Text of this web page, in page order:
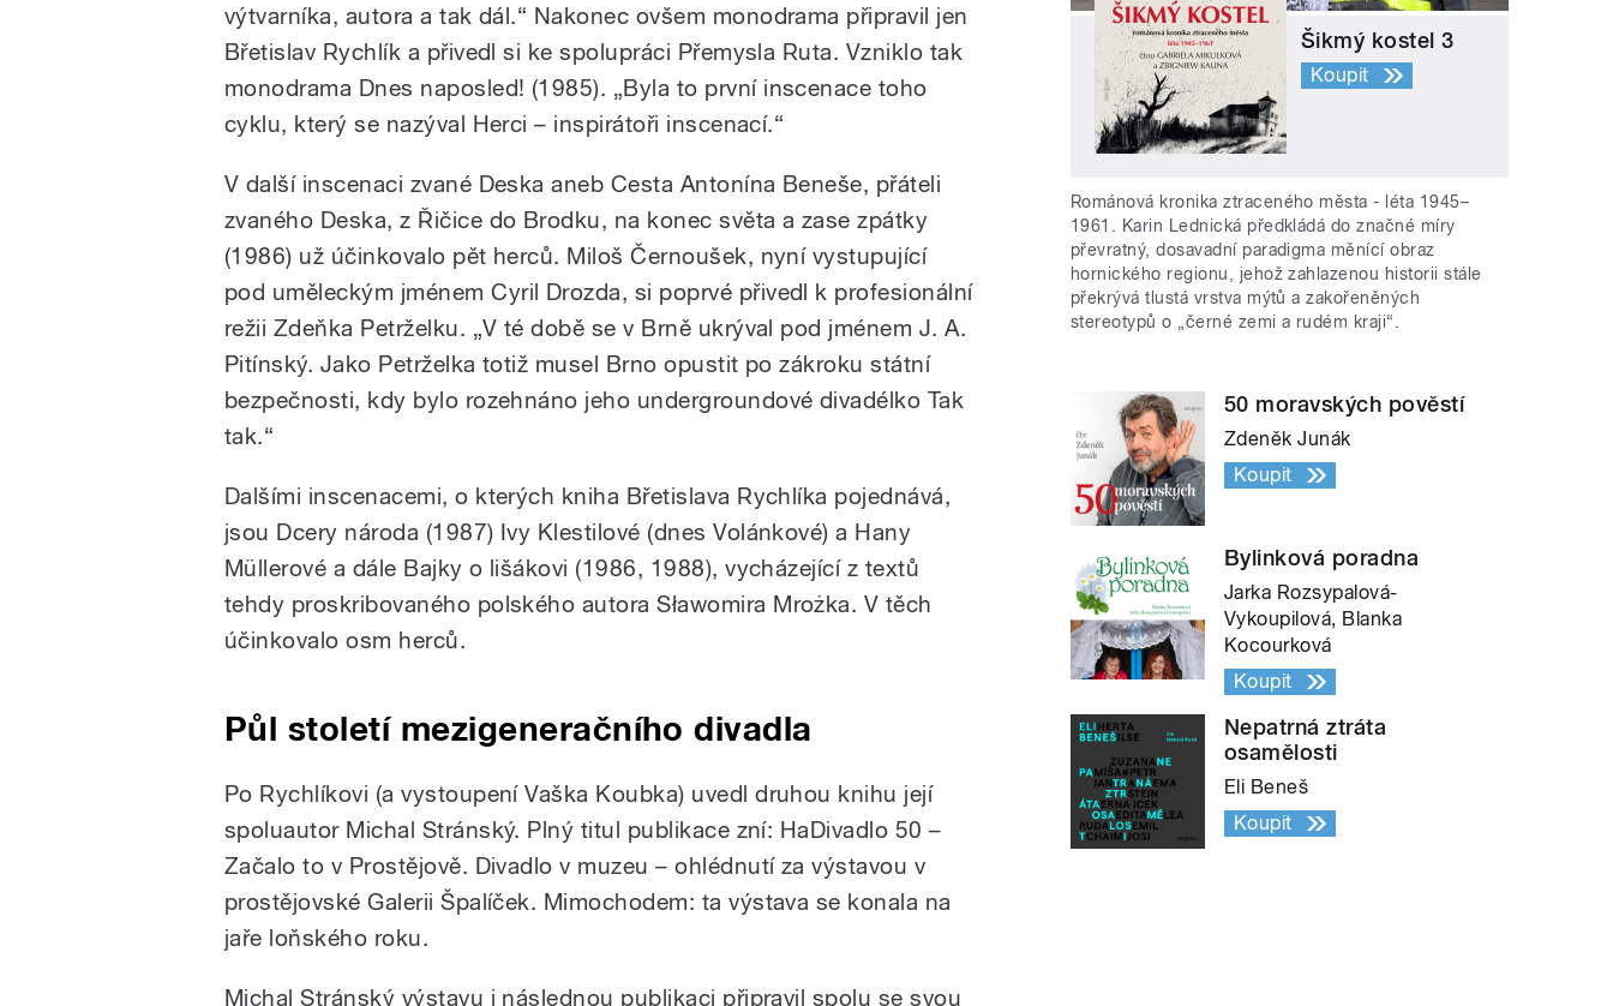
výtvarníka, autora a tak dál.“ Nakonec ovšem monodrama připravil jen
Břetislav Rychlík a přivedl si ke spolupráci Přemysla Ruta. Vzniklo tak
monodrama Dnes naposled! (1985). „Byla to první inscenace toho
cyklu, který se nazýval Herci – inspirátoři inscenací.“
V další inscenaci zvané Deska aneb Cesta Antonína Beneše, přáteli
zvaného Deska, z Řičice do Brodku, na konec světa a zase zpátky
(1986) už účinkovalo pět herců. Miloš Černoušek, nyní vystupující
pod uměleckým jménem Cyril Drozda, si poprvé přivedl k profesionální
režii Zdeňka Petrželku. „V té době se v Brně ukrýval pod jménem J. A.
Pitínský. Jako Petrželka totiž musel Brno opustit po zákroku státní
bezpečnosti, kdy bylo rozehnáno jeho undergroundové divadélko Tak
tak.“
Dalšími inscenacemi, o kterých kniha Břetislava Rychlíka pojednává,
jsou Dcery národa (1987) Ivy Klestilové (dnes Volánkové) a Hany
Müllerové a dále Bajky o lišákovi (1986, 1988), vycházející z textů
tehdy proskribovaného polského autora Sławomira Mrożka. V těch
účinkovalo osm herců.
Půl století mezigeneračního divadla
Po Rychlíkovi (a vystoupení Vaška Koubka) uvedl druhou knihu její
spoluautor Michal Stránský. Plný titul publikace zní: HaDivadlo 50 –
Začalo to v Prostějově. Divadlo v muzeu – ohlédnutí za výstavou v
prostějovské Galerii Špalíček. Mimochodem: ta výstava se konala na
jaře loňského roku.
Michal Stránský výstavu i následnou publikaci připravil spolu se svou
Šikmý kostel 3
Koupit
Románová kronika ztraceného města - léta 1945–
1961. Karin Lednická předkládá do značné míry
převratný, dosavadní paradigma měnící obraz
hornického regionu, jehož zahlazenou historii stále
překrývá tlustá vrstva mýtů a zakořeněných
stereotypů o „černé zemi a rudém kraji“.
50 moravských pověstí
Zdeněk Junák
Koupit
Bylinková poradna
Jarka Rozsypalová-
Vykoupilová, Blanka
Kocourková
Koupit
Nepatrná ztráta
osamělosti
Eli Beneš
Koupit